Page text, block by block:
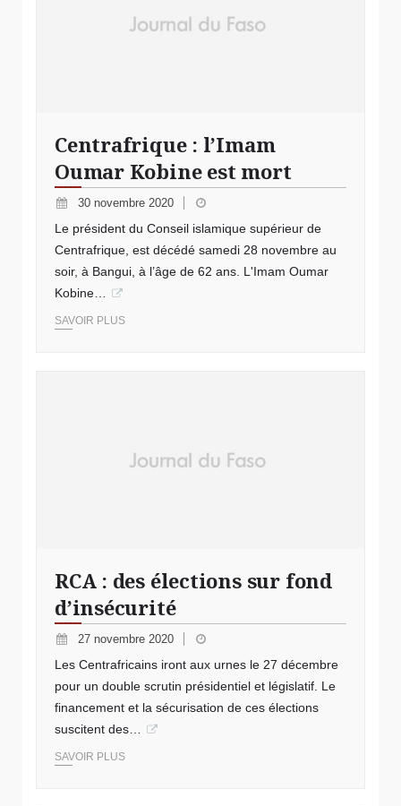
Centrafrique : l’Imam
Oumar Kobine est mort
30 novembre 2020
Le président du Conseil islamique supérieur de
Centrafrique, est décédé samedi 28 novembre au
soir, à Bangui, à l’âge de 62 ans. L'Imam Oumar
Kobine…
SAVOIR PLUS
RCA : des élections sur fond
d’insécurité
27 novembre 2020
Les Centrafricains iront aux urnes le 27 décembre
pour un double scrutin présidentiel et législatif. Le
financement et la sécurisation de ces élections
suscitent des…
SAVOIR PLUS